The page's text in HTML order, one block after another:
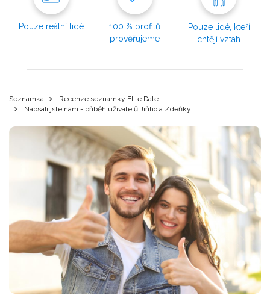
Pouze reální lidé
100 % profilů
prověřujeme
Pouze lidé, kteří
chtějí vztah
Seznamka
Recenze seznamky Elite Date
Napsali jste nám - příběh uživatelů Jiřího a Zdeňky